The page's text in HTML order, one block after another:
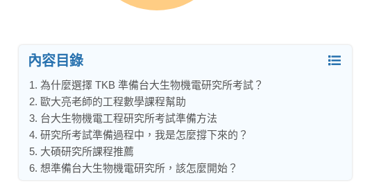
內容目錄
1. 為什麼選擇 TKB 準備台大生物機電研究所考試？
2. 歐大亮老師的工程數學課程幫助
3. 台大生物機電工程研究所考試準備方法
4. 研究所考試準備過程中，我是怎麼撐下來的？
5. 大碩研究所課程推薦
6. 想準備台大生物機電研究所，該怎麼開始？